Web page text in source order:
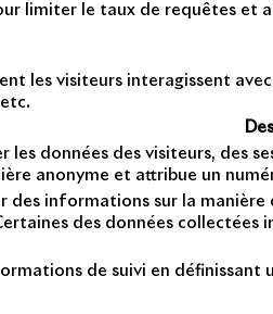
limiter le taux de requêtes et
les visiteurs interagissent
données des visiteurs, des
anonyme et attribue un
des informations sur la
des données
de suivi en définissant